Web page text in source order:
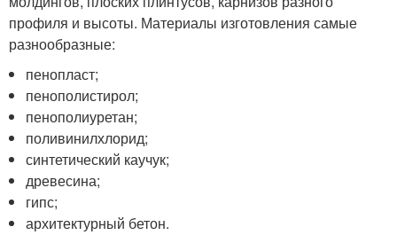
профиля и высоты. Материалы изготовления самые
разнообразные:
пенопласт;
пенополистирол;
пенополиуретан;
поливинилхлорид;
синтетический каучук;
древесина;
гипс;
архитектурный бетон.